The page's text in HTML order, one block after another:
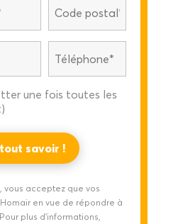
une fois toutes les
vous acceptez que vos
en vue de répondre à
plus d'informations,